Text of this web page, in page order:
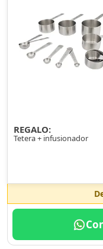
REGALO:
Tetera + infusionador